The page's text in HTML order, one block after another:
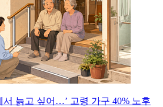
서 늙고 싶어…’ 고령 가구 40% 노후